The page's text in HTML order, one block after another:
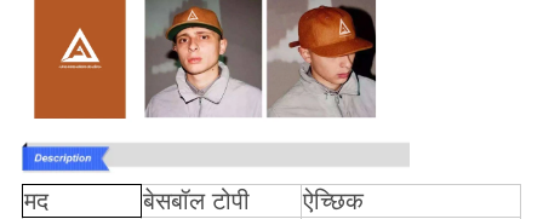
मद बेसबॉल टोपी
ऐच्छिक